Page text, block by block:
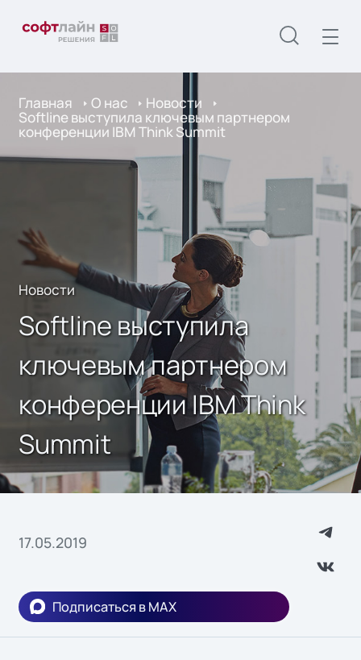
Главная О нас Новости
Softline выступила ключевым партнером
конференции IBM Think Summit
Новости
Softline выступила
ключевым партнером
конференции IBM Think
Summit
17.05.2019
Подписаться в MAX